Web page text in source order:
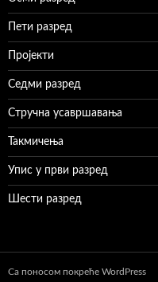
Пети разред
Пројекти
Седми разред
Стручна усавршавања
Такмичења
Упис у први разред
Шести разред
Са поносом покреће WordPress